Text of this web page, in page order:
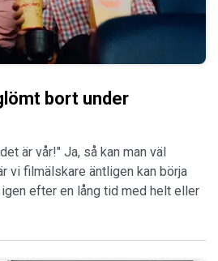
bort under
är vår!" Ja, så kan man väl
vi filmälskare äntligen kan börja
efter en lång tid med helt eller